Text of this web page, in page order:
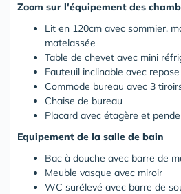
Zoom sur l'équipement des
Lit en 120cm avec sommier,
matelassée
Table de chevet avec mini
Fauteuil inclinable avec
Commode bureau avec 3
Chaise de bureau
Placard avec étagère et
Equipement de la salle de bain
Bac à douche avec barre de
Meuble vasque avec miroir
WC surélevé avec barre de